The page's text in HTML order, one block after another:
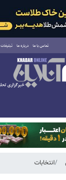
تماس با ما درباره ما تبلیغات
انتخابات